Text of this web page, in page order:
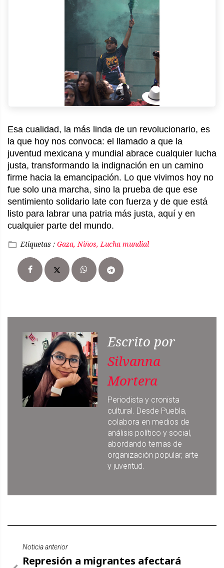
Esa cualidad, la más linda de un revolucionario, es
la que hoy nos convoca: el llamado a que la
juventud mexicana y mundial abrace cualquier lucha
justa, transformando la indignación en un camino
firme hacia la emancipación. Lo que vivimos hoy no
fue solo una marcha, sino la prueba de que ese
sentimiento solidario late con fuerza y de que está
listo para labrar una patria más justa, aquí y en
cualquier parte del mundo.
Etiquetas : Gaza, Niños, Lucha mundial
Escrito por
Silvanna
Mortera
Periodista y cronista
cultural. Desde Puebla,
colabora en medios de
análisis político y social,
abordando temas de
organización popular, arte
y juventud.
Noticia anterior
Represión a migrantes afectará